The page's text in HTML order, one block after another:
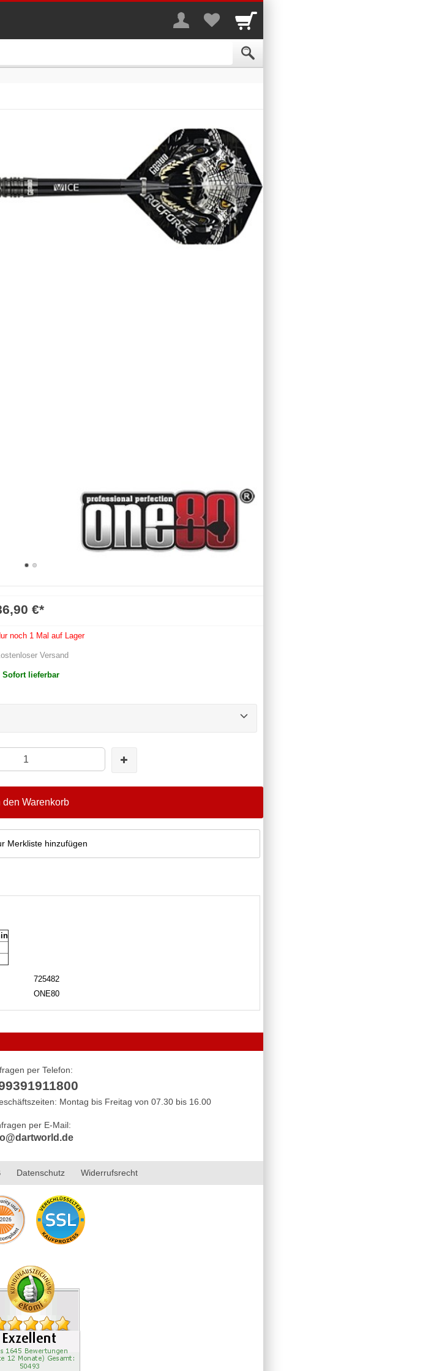
€*
noch 1 Mal auf Lager
Versand
Sofort lieferbar
den Warenkorb
Merkliste hinzufügen
725482
ONE80
per Telefon:
Montag bis Freitag von 07.30 bis 16.00
per E-Mail:
Datenschutz Widerrufsrecht